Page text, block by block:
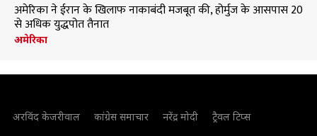
अमेरिका ने ईरान के खिलाफ नाकाबंदी मजबूत की, होर्मुज के आसपास 20
से अधिक युद्धपोत तैनात
अमेरिका
अरविंद केजरीवाल कांग्रेस समाचार नरेंद्र मोदी
ट्रैवल टिप्स